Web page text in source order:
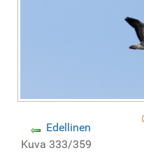
Edellinen
Kuva 333/359